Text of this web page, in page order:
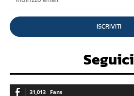
ISCRIVITI
Seguici
31,013 Fans